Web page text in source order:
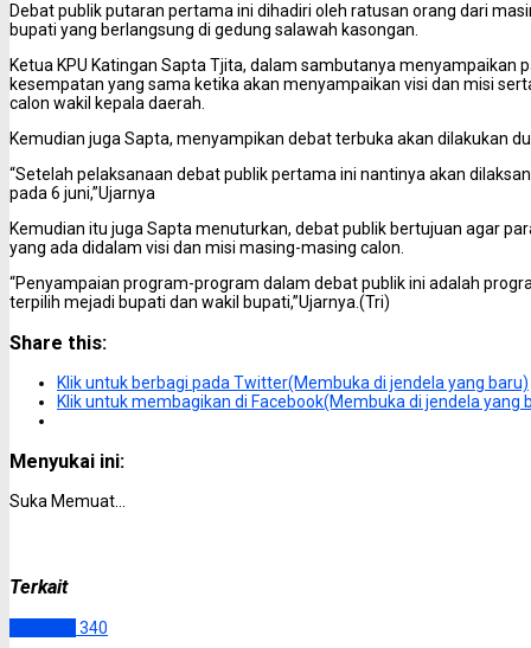
Debat publik putaran pertama ini dihadiri oleh ratusan orang dari
bupati yang berlangsung di gedung salawah kasongan.
Ketua KPU Katingan Sapta Tjita, dalam sambutanya menyampaikan
kesempatan yang sama ketika akan menyampaikan visi dan misi
calon wakil kepala daerah.
Kemudian juga Sapta, menyampikan debat terbuka akan dilakukan
“Setelah pelaksanaan debat publik pertama ini nantinya akan
pada 6 juni,”Ujarnya
Kemudian itu juga Sapta menuturkan, debat publik bertujuan agar
yang ada didalam visi dan misi masing-masing calon.
“Penyampaian program-program dalam debat publik ini adalah
terpilih mejadi bupati dan wakil bupati,”Ujarnya.(Tri)
Share this:
Klik untuk berbagi pada Twitter(Membuka di jendela yang baru)
Klik untuk membagikan di Facebook(Membuka di jendela yang
Menyukai ini:
Suka Memuat...
Terkait
340